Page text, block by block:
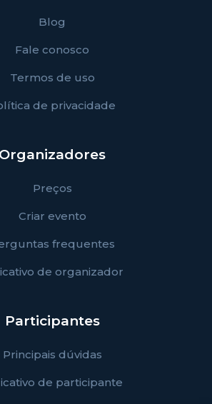
Blog
Fale conosco
Termos de uso
de privacidade
Organizadores
Preços
Criar evento
frequentes
de organizador
Participantes
Principais dúvidas
de participante